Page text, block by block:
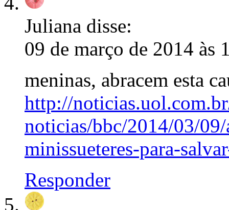
Juliana disse:
09 de março de 2014 às
meninas, abracem esta
http://
noticias/bbc/2014/03/
minissueteres-para-
Responder